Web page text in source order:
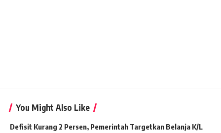
You Might Also Like
Defisit Kurang 2 Persen, Pemerintah Targetkan Belanja K/L